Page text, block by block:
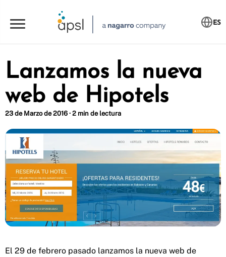
ES
Lanzamos la nueva
web de Hipotels
23 de Marzo de 2016 · 2 min de lectura
El 29 de febrero pasado lanzamos la nueva web de